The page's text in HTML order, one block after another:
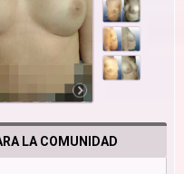
LA COMUNIDAD